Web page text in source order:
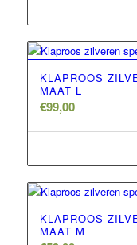
KLAPROOS
MAAT L
€99,00
KLAPROOS
MAAT M